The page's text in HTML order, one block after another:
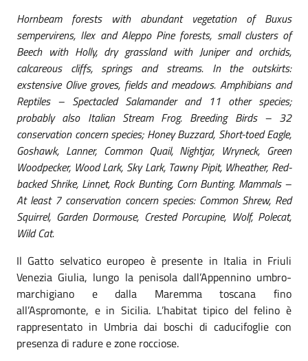
Hornbeam forests with abundant vegetation of Buxus
sempervirens, Ilex and Aleppo Pine forests, small clusters of
Beech with Holly, dry grassland with Juniper and orchids,
calcareous cliffs, springs and streams. In the outskirts:
exstensive Olive groves, fields and meadows. Amphibians and
Reptiles – Spectacled Salamander and 11 other species;
probably also Italian Stream Frog. Breeding Birds – 32
conservation concern species; Honey Buzzard, Short-toed Eagle,
Goshawk, Lanner, Common Quail, Nightjar, Wryneck, Green
Woodpecker, Wood Lark, Sky Lark, Tawny Pipit, Wheather, Red-
backed Shrike, Linnet, Rock Bunting, Corn Bunting. Mammals –
At least 7 conservation concern species: Common Shrew, Red
Squirrel, Garden Dormouse, Crested Porcupine, Wolf, Polecat,
Wild Cat.
Il Gatto selvatico europeo è presente in Italia in Friuli
Venezia Giulia, lungo la penisola dall’Appennino umbro-
marchigiano e dalla Maremma toscana fino
all’Aspromonte, e in Sicilia. L’habitat tipico del felino è
rappresentato in Umbria dai boschi di caducifoglie con
presenza di radure e zone rocciose.